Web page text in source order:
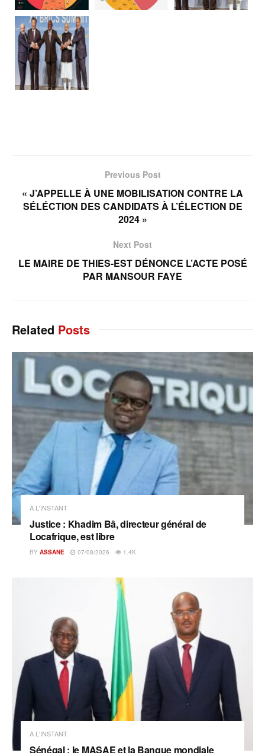
Previous Post
« J’APPELLE À UNE MOBILISATION CONTRE LA
SÉLÉCTION DES CANDIDATS À L’ÉLECTION DE
2024 »
Next Post
LE MAIRE DE THIES-EST DÉNONCE L’ACTE POSÉ
PAR MANSOUR FAYE
Related Posts
A L'INSTANT
Justice : Khadim Bâ, directeur général de
Locafrique, est libre
BY ASSANE 07/08/2026 1.4K
A L'INSTANT
Sénégal : le MASAE et la Banque mondiale